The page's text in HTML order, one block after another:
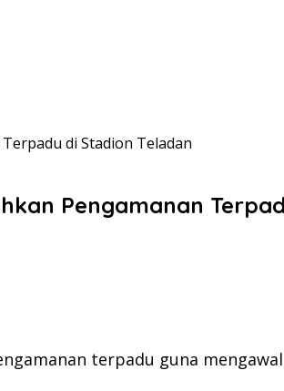
di Stadion Teladan
Pengamanan
terpadu guna